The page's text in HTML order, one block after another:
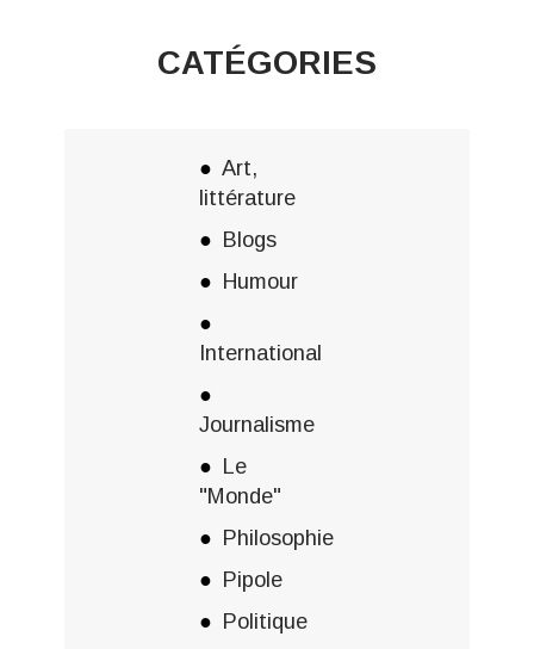
CATÉGORIES
Art,
littérature
Blogs
Humour
International
Journalisme
Le
"Monde"
Philosophie
Pipole
Politique